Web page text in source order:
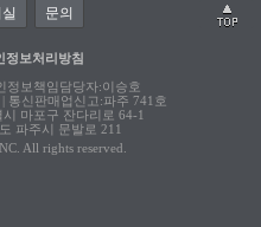
문의
정보처리방침
정보책임담당자:이승호
통신판매업신고:파주 741호
마포구 잔다리로 64-1
파주시 문발로 211
All rights reserved.